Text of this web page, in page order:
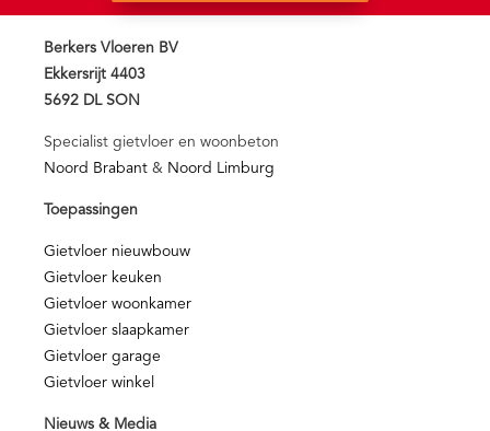
Berkers Vloeren BV
Ekkersrijt 4403
5692 DL SON
Specialist gietvloer en woonbeton
Noord Brabant & Noord Limburg
Toepassingen
Gietvloer nieuwbouw
Gietvloer keuken
Gietvloer woonkamer
Gietvloer slaapkamer
Gietvloer garage
Gietvloer winkel
Nieuws & Media